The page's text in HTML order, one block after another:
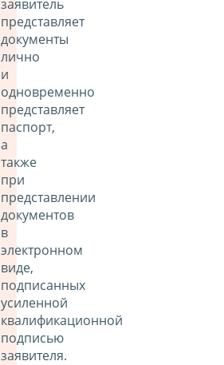
заявитель
представляет
документы
лично
и
одновременно
представляет
паспорт,
а
также
при
представлении
документов
в
электронном
виде,
подписанных
усиленной
квалификационной
подписью
заявителя.